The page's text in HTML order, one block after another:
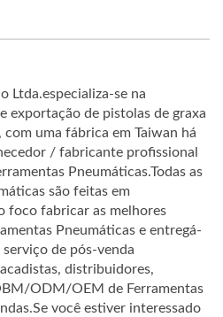
Ltda.especializa-se na
exportação de pistolas de graxa
com uma fábrica em Taiwan há
/ fabricante profissional
Pneumáticas.Todas as
são feitas em
foco fabricar as melhores
Pneumáticas e entregá-
de pós-venda
distribuidores,
ODM/OEM de Ferramentas
você estiver interessado